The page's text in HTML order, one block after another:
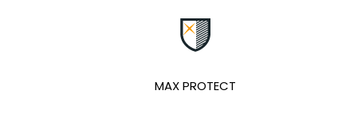
MAX PROTECT